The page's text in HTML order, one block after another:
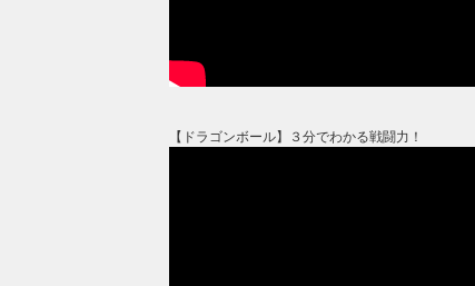
【ドラゴンボール】３分でわかる戦闘力！